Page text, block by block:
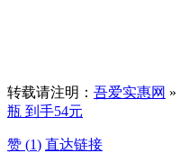
转载请注明： 吾爱实惠网 »
瓶 到手54元
赞 (1) 直达链接